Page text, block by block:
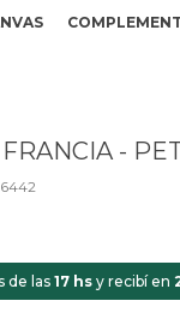
-
de las 17 hs y recibí en